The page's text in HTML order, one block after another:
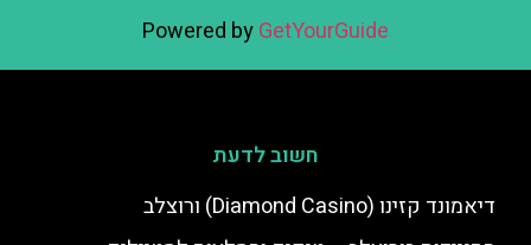
Powered byGetYourGuide
חשוב לדעת
דיאמונד קזינו (Diamond Casino) ורוצלב